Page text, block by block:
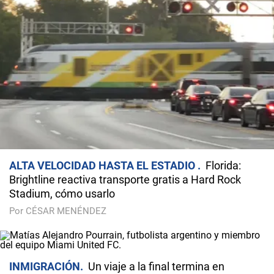
ALTA VELOCIDAD HASTA EL ESTADIO
Florida:
Brightline reactiva transporte gratis a Hard Rock
Stadium, cómo usarlo
Por CÉSAR MENÉNDEZ
INMIGRACIÓN
Un viaje a la final termina en